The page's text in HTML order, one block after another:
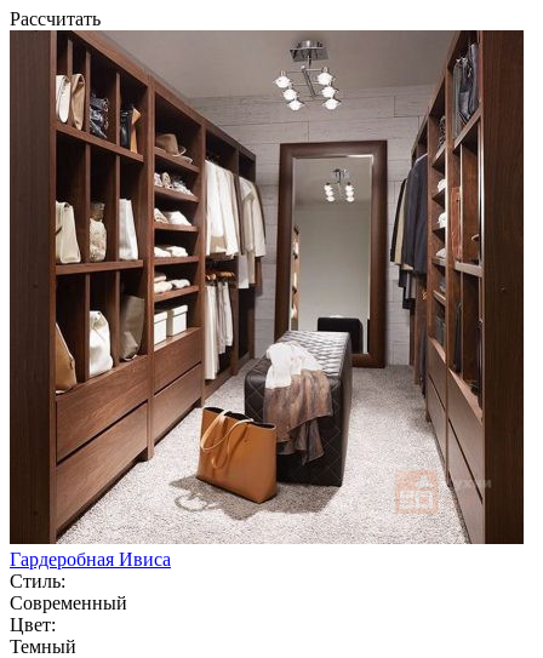
Рассчитать
Гардеробная Ивиса
Стиль:
Современный
Цвет:
Темный